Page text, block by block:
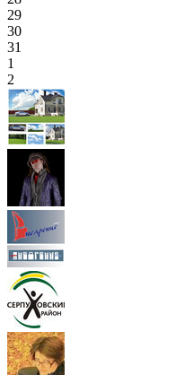
29
30
31
1
2